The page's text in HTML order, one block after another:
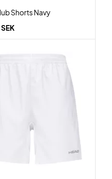
Shorts Navy